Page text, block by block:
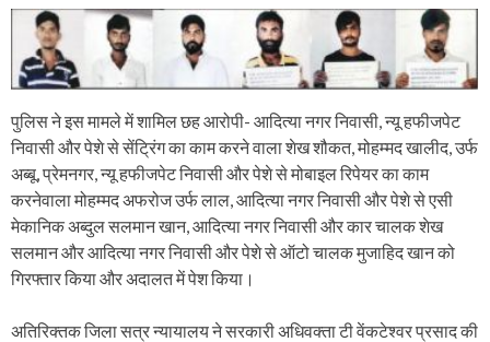
पुलिस ने इस मामले में शामिल छह आरोपी- आदित्या नगर निवासी, न्यू हफीजपेट
निवासी और पेशे से सेंट्रिंग का काम करने वाला शेख शौकत, मोहम्मद खालीद, उर्फ
अब्बू, प्रेमनगर, न्यू हफीजपेट निवासी और पेशे से मोबाइल रिपेयर का काम
करनेवाला मोहम्मद अफरोज उर्फ लाल, आदित्या नगर निवासी और पेशे से एसी
मेकानिक अब्दुल सलमान खान, आदित्या नगर निवासी और कार चालक शेख
सलमान और आदित्या नगर निवासी और पेशे से ऑटो चालक मुजाहिद खान को
गिरफ्तार किया और अदालत में पेश किया।
अतिरिक्तक जिला सत्र न्यायालय ने सरकारी अधिवक्ता टी वेंकटेश्वर प्रसाद की